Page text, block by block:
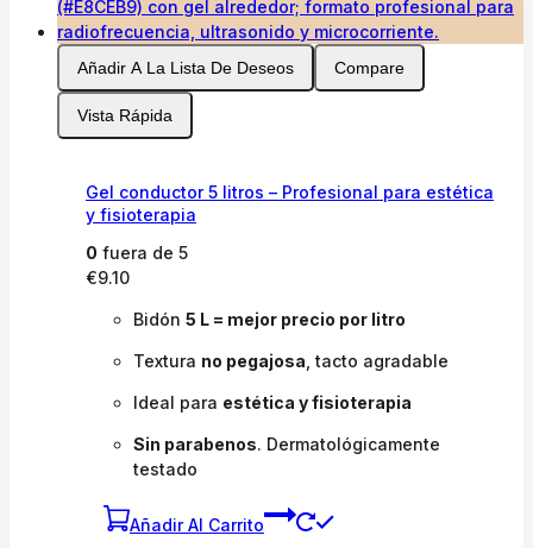
Añadir A La Lista De Deseos Compare
Vista Rápida
Gel conductor 5 litros – Profesional para estética
y fisioterapia
0 fuera de 5
€9.10
Bidón 5 L = mejor precio por litro
Textura no pegajosa , tacto agradable
Ideal para estética y fisioterapia
Sin parabenos. Dermatológicamente
testado
Añadir Al Carrito